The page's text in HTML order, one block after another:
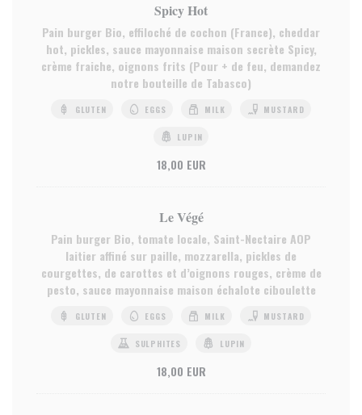
Spicy Hot
Pain burger Bio, effiloché de cochon (France), cheddar
hot, pickles, sauce mayonnaise maison secrète Spicy,
crème fraiche, oignons frits (Pour + de feu, demandez
notre bouteille de Tabasco)
GLUTEN EGGS MILK MUSTARD
LUPIN
18,00 EUR
Le Végé
Pain burger Bio, tomate locale, Saint-Nectaire AOP
laitier affiné sur paille, mozzarella, pickles de
courgettes, de carottes et d’oignons rouges, crème de
pesto, sauce mayonnaise maison échalote ciboulette
GLUTEN EGGS MILK MUSTARD
SULPHITES LUPIN
18,00 EUR